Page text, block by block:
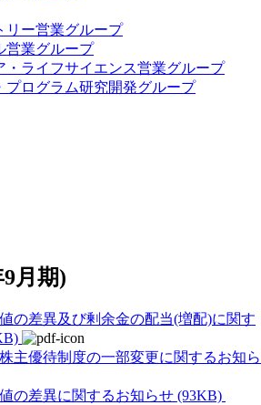
リー営業グループ
営業グループ
・ライフサイエンス営業グループ
プログラム研究開発グループ
9月期)
の差異及び剰余金の配当(増配)に関す
主優待制度の一部変更に関するお知ら
の差異に関するお知らせ (93KB)